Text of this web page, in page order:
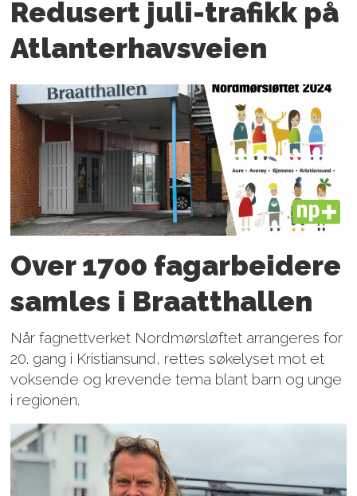
Redusert juli-trafikk på
Atlanter­havsveien
PLUS
Over 1700 fagarbeidere
samles i Braatthallen
Når fagnettverket Nordmørsløftet arrangeres for
20. gang i Kristiansund, rettes søkelyset mot et
voksende og krevende tema blant barn og unge
i regionen.